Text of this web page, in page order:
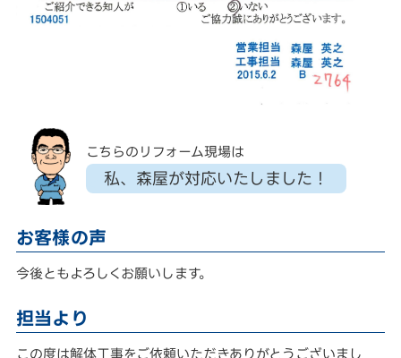
こちらのリフォーム現場は
私、森屋が対応いたしました！
お客様の声
今後ともよろしくお願いします。
担当より
この度は解体工事をご依頼いただきありがとうございまし